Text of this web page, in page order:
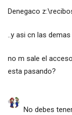
Denegaco
..y asi cn las demas
no m sale el
esta pasando?
No debes